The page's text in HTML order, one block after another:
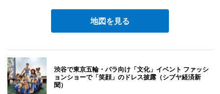
地図を見る
渋谷で東京五輪・パラ向け「文化」イベント ファッシ
ョンショーで「笑顔」のドレス披露（シブヤ経済新
聞）